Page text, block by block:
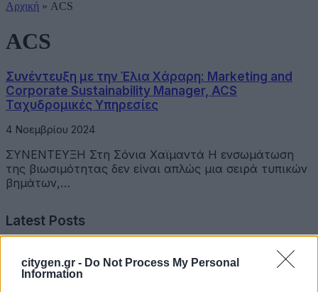
citygen.gr - Do Not Process My Personal
Information
Αρχική » ACS
ACS
Συνέντευξη με την Έλια Χάραρη: Marketing and
Corporate Sustainability Manager, ACS
Ταχυδρομικές Υπηρεσίες
4 Νοεμβρίου 2024
ΣΥΝΕΝΤΕΥΞΗ Στη Σόνια Χαϊμαντά Η ενσωμάτωση
της βιωσιμότητας δεν είναι απλώς μια σειρά τυπικών
βημάτων,…
Latest Posts
Όμιλος Σαρακάκη: Παραχώρησε το νέο Maxus T60 Max
στην ΕΠΟΜΕΑ Βιλίων